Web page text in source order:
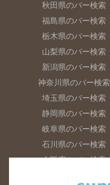
秋田県のバー検索
福島県のバー検索
栃木県のバー検索
山梨県のバー検索
新潟県のバー検索
神奈川県のバー検索
埼玉県のバー検索
静岡県のバー検索
岐阜県のバー検索
石川県のバー検索
大阪府のバー検索